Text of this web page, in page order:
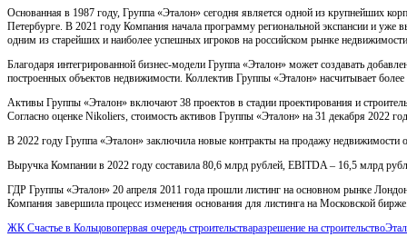
Основанная в 1987 году, Группа «Эталон» сегодня является одной из крупнейших
Петербурге. В 2021 году Компания начала программу региональной экспансии и
одним из старейших и наиболее успешных игроков на российском рынке
Благодаря интегрированной бизнес-модели Группа «Эталон» может создавать
построенных объектов недвижимости. Коллектив Группы «Эталон» насчитывает
Активы Группы «Эталон» включают 38 проектов в стадии проектирования и
Согласно оценке Nikoliers, стоимость активов Группы «Эталон» на 31 декабря 2022
В 2022 году Группа «Эталон» заключила новые контракты на продажу
Выручка Компании в 2022 году составила 80,6 млрд рублей, EBITDA – 16,5 млрд
ГДР Группы «Эталон» 20 апреля 2011 года прошли листинг на основном рынке
Компания завершила процесс изменения основания для листинга на Московской бирже.
ЖК Счастье в Кольцовопервая очередь строительстваразрешение на строительство